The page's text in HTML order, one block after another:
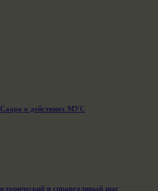
о действиях МУС
и справедливый шаг